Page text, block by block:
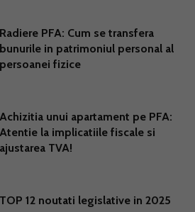
Radiere PFA: Cum se transfera
bunurile in patrimoniul personal al
persoanei fizice
Achizitia unui apartament pe PFA:
Atentie la implicatiile fiscale si
ajustarea TVA!
TOP 12 noutati legislative in 2025